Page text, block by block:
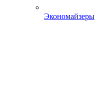
Экономайзеры